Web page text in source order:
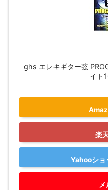
ghs エレキギター弦
イト
楽
Yahooショ